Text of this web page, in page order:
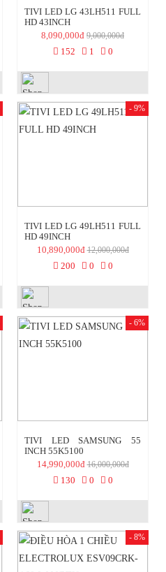
TIVI LED LG 43LH511 FULL
HD 43INCH
8,090,000đ 9,000,000đ
152 1 0
- 9%
TIVI LED LG 49LH511 FULL
HD 49INCH
10,890,000đ12,000,000đ
200 0 0
- 6%
TIVI LED SAMSUNG 55
INCH 55K5100
14,990,000đ16,000,000đ
130 0 0
- 8%